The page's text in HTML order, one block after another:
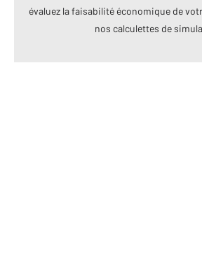
évaluez la faisabilité économique de
nos calculettes de